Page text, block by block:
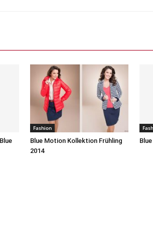
Fashion
Blue Motion Kollektion Frühling
2014